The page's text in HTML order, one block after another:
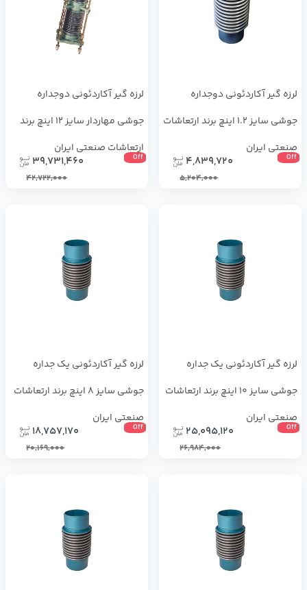
لرزه گیر آکاردئونی دوجداره
جوشی سایز 1.2 اینچ برند ارتعاشات
صنعتی ایران
Off
4,839,720
5,204,000
لرزه گیر آکاردئونی دوجداره
جوشی مهاردار سایز 12 اینچ برند
ارتعاشات صنعتی ایران
Off
39,731,460
42,722,000
لرزه گیر آکاردئونی یک جداره
جوشی سایز 10 اینچ برند ارتعاشات
صنعتی ایران
Off
25,095,120
26,984,000
لرزه گیر آکاردئونی یک جداره
جوشی سایز 8 اینچ برند ارتعاشات
صنعتی ایران
Off
18,757,170
20,169,000